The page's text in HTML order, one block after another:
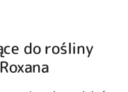
do rośliny